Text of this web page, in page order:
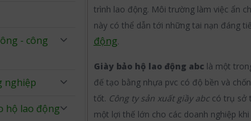
trình lao động. Môi trường làm việc ẩn
này có thể dẫn tới những tai nạn đáng
động.
Giày bảo hộ lao động abc là một
đế tạo bằng nhựa pvc có độ bền và
tốt. Công ty sản xuất giầy abccó trụ sở
một lợi thế lớn cho các doanh nghiệp
- công
nghiệp
hộ lao động